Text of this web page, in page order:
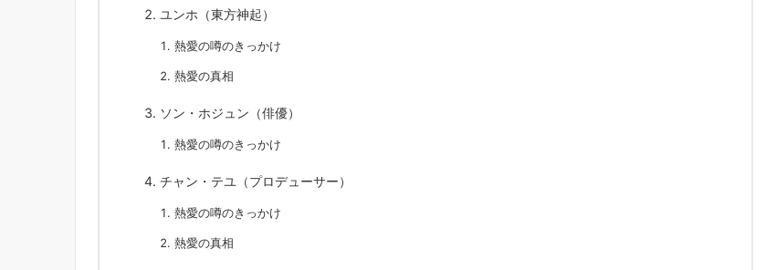
ユンホ（東方神起）
熱愛の噂のきっかけ
熱愛の真相
ソン・ホジュン（俳優）
熱愛の噂のきっかけ
チャン・テユ（プロデューサー）
熱愛の噂のきっかけ
熱愛の真相